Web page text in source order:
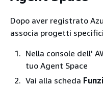
Dopo aver registrato
associa progetti
Nella console dell'
tuo Agent Space
Vai alla scheda